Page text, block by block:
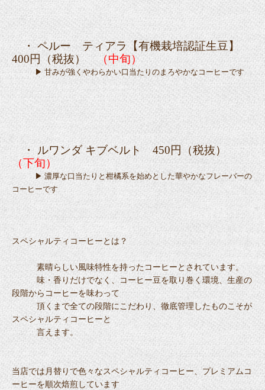
・ ペルー ティアラ【有機栽培認証生豆】
400円（税抜） （中旬）
▶ 甘みが強くやわらかい口当たりのまろやかなコーヒーです
・ ルワンダ キブベルト 450円（税抜）
（下旬）
▶ 濃厚な口当たりと柑橘系を始めとした華やかなフレーバーの
コーヒーです
スペシャルティコーヒーとは？
素晴らしい風味特性を持ったコーヒーとされています。
味・香りだけでなく、コーヒー豆を取り巻く環境、生産の
段階からコーヒーを味わって
頂くまで全ての段階にこだわり、徹底管理したものこそが
スペシャルティコーヒーと
言えます。
当店では月替りで色々なスペシャルティコーヒー、プレミアムコ
ーヒーを順次焙煎しています